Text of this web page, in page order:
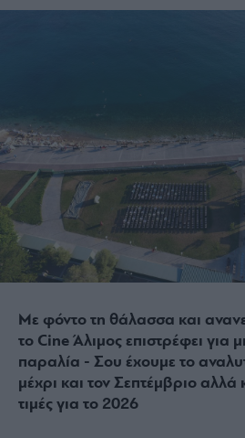
Με φόντο τη θάλασσα και
το Cine Άλιμος επιστρέφει για
παραλία - Σου έχουμε το
μέχρι και τον Σεπτέμβριο αλλά
τιμές για το 2026